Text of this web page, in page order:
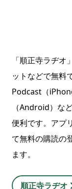
「順正寺ラヂ
ットなどで無料
Podcast（
（Android）な
便利です。アプ
て無料の購読の
ます。
順正寺ラヂオ